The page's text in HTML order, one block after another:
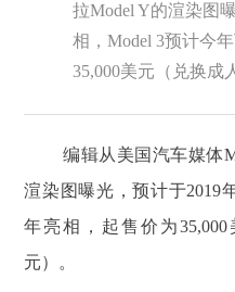
拉Model Y的渲染图
相，Model 3预计今
35,000美元（兑换成
编辑从美国汽车媒体
渲染图曝光，预计于2019
年亮相，起售价为
元）。